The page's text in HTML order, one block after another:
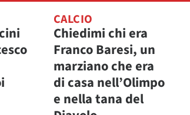
CALCIO
Chiedimi chi era
Franco Baresi, un
marziano che era
di casa nell’Olimpo
e nella tana del